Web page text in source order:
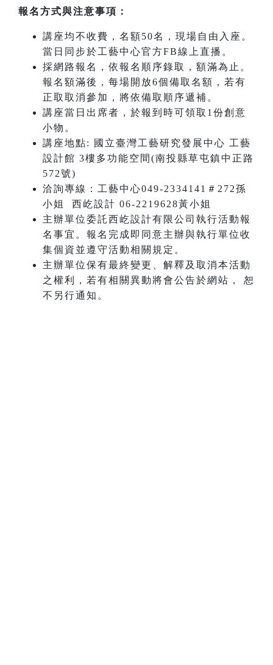
報名方式與注意事項：
講座均不收費，名額50名，現場自由入座。
當日同步於工藝中心官方FB線上直播。
採網路報名，依報名順序錄取，額滿為止。
報名額滿後，每場開放6個備取名額，若有
正取取消參加，將依備取順序遞補。
講座當日出席者，於報到時可領取1份創意
小物。
講座地點: 國立臺灣工藝研究發展中心 工藝
設計館 3樓多功能空間(南投縣草屯鎮中正路
572號)
洽詢專線：工藝中心049-2334141＃272孫
小姐 西屹設計 06-2219628黃小姐
主辦單位委託西屹設計有限公司執行活動報
名事宜。報名完成即同意主辦與執行單位收
集個資並遵守活動相關規定。
主辦單位保有最終變更、解釋及取消本活動
之權利，若有相關異動將會公告於網站， 恕
不另行通知。